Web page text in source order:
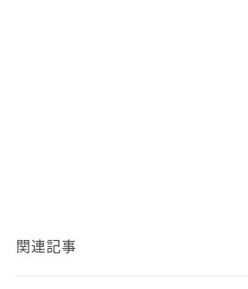
関連記事